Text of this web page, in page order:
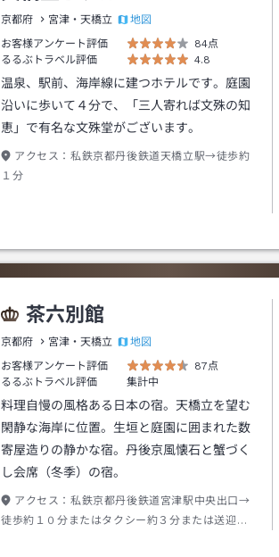
京都府 宮津・天橋立
地図
お客様アンケート評価
84点
るるぶトラベル評価
4.8
温泉、駅前、海岸線に建つホテルです。庭園
沿いに歩いて４分で、「三人寄れば文殊の知
恵」で有名な文殊堂がございます。
アクセス： 私鉄京都丹後鉄道天橋立駅→徒歩約
１分
茶六別館
京都府 宮津・天橋立
地図
お客様アンケート評価
87点
るるぶトラベル評価
集計中
料理自慢の風格ある日本の宿。天橋立を望む
閑静な海岸に位置。生垣と庭園に囲まれた数
寄屋造りの静かな宿。丹後京風懐石と蟹づく
し会席（冬季）の宿。
アクセス： 私鉄京都丹後鉄道宮津駅中央出口→
徒歩約１０分またはタクシー約３分または送迎バ